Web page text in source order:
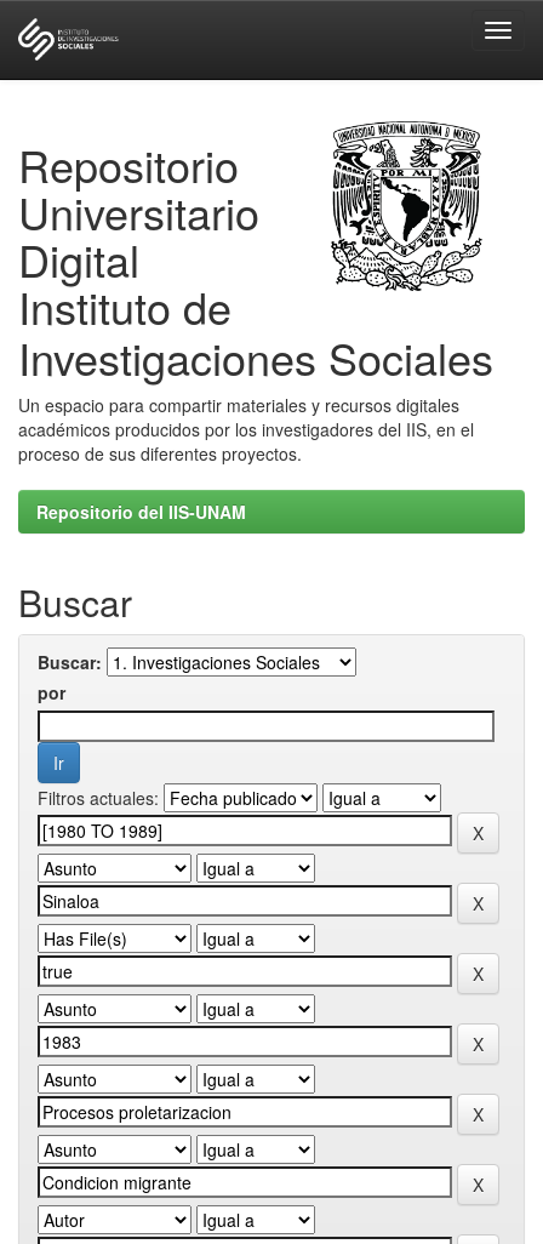
Repositorio
Universitario
Digital
Instituto de
Investigaciones Sociales
Un espacio para compartir materiales y recursos digitales
académicos producidos por los investigadores del IIS, en el
proceso de sus diferentes proyectos.
Repositorio del IIS-UNAM
Buscar
Buscar:
por
Filtros actuales: